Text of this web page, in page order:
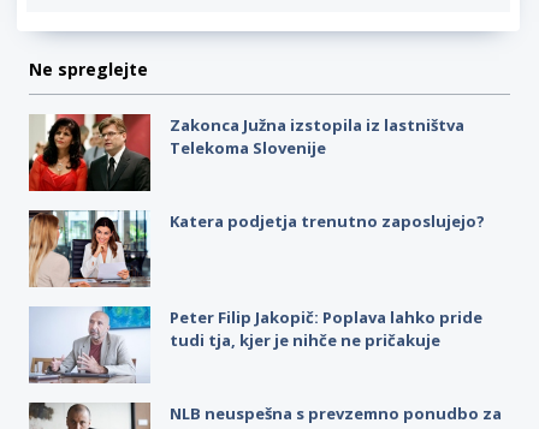
Ne spreglejte
Zakonca Južna izstopila iz lastništva
Telekoma Slovenije
Katera podjetja trenutno zaposlujejo?
Peter Filip Jakopič: Poplava lahko pride
tudi tja, kjer je nihče ne pričakuje
NLB neuspešna s prevzemno ponudbo za